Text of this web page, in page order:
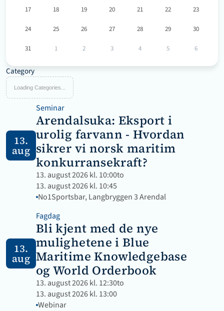
13.
aug
Seminar
Arendalsuka: Eksport i
urolig farvann - Hvordan
sikrer vi norsk maritim
konkurransekraft?
13. august 2026 kl. 10:00to
13. august 2026 kl. 10:45
No1Sportsbar, Langbryggen 3 Arendal
13.
aug
Fagdag
Bli kjent med de nye
mulighetene i Blue
Maritime Knowledgebase
og World Orderbook
13. august 2026 kl. 12:30to
13. august 2026 kl. 13:00
Webinar
17 18 19 20 21 22 23
24 25 26 27 28 29 30
31 1 2 3 4 5 6
Category
Loading Categories...